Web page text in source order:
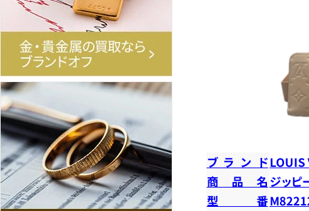
ブランドLOUIS
商品名 ジッピ
型番